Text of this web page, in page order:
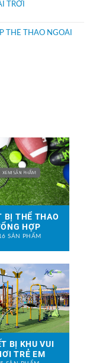
TRỜI
THỂ THAO NGOÀI
BỊ THỂ THAO
HỢP
SẢN PHẨM
BỊ KHU VUI
TRẺ EM